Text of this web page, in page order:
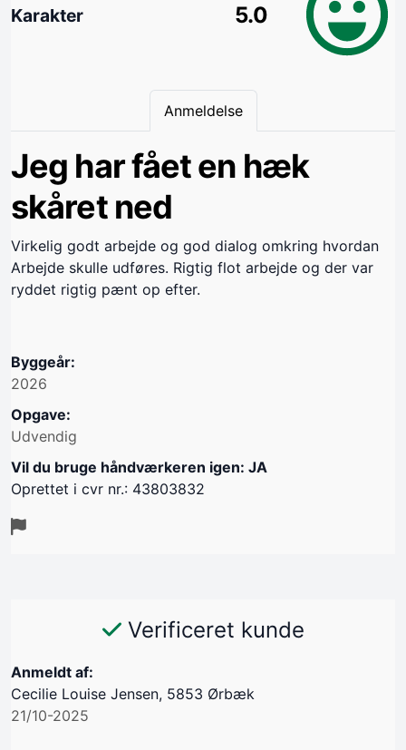
Karakter 5.0
Anmeldelse
Jeg har fået en hæk
skåret ned
Virkelig godt arbejde og god dialog omkring hvordan
Arbejde skulle udføres. Rigtig flot arbejde og der var
ryddet rigtig pænt op efter.
Byggeår:
2026
Opgave:
Udvendig
Vil du bruge håndværkeren igen: JA
Oprettet i cvr nr.: 43803832
Verificeret kunde
Anmeldt af:
Cecilie Louise Jensen, 5853 Ørbæk
21/10-2025